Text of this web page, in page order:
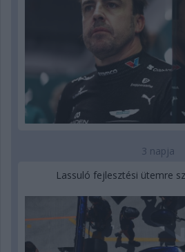
3 napja
Lassuló fejlesztési ütemre